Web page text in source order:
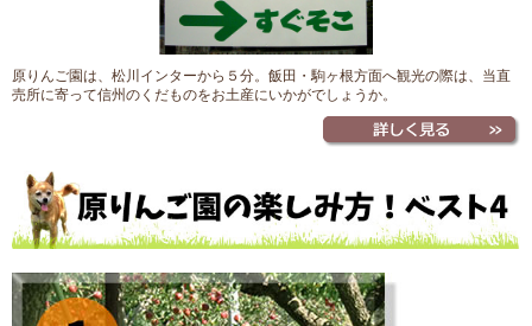
原りんご園は、松川インターから５分。飯田・駒ヶ根方面へ観光の際は、当直
売所に寄って信州のくだものをお土産にいかがでしょうか。